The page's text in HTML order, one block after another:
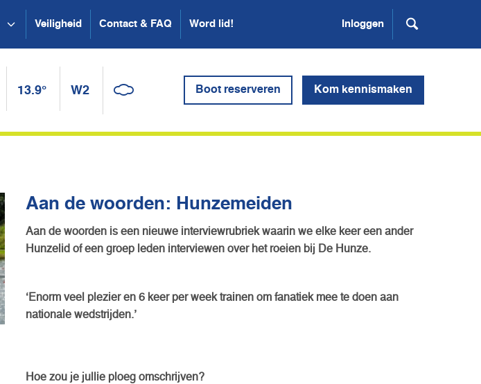
Veiligheid Contact & FAQ Word lid! Inloggen
13.9° W2 Boot reserveren Kom kennismaken
Aan de woorden: Hunzemeiden
Aan de woorden is een nieuwe interviewrubriek waarin we elke keer een ander
Hunzelid of een groep leden interviewen over het roeien bij De Hunze.
‘Enorm veel plezier en 6 keer per week trainen om fanatiek mee te doen aan
nationale wedstrijden.’
Hoe zou je jullie ploeg omschrijven?